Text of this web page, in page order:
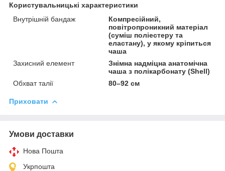
Користувальницькі характеристики
Внутрішній бандаж
Компресійний,
повітропроникний матеріал
(суміш поліестеру та
еластану), у якому кріпиться
чаша
Захисний елемент
Знімна надміцна анатомічна
чаша з полікарбонату (Shell)
Обхват талії
80–92 см
Приховати
Умови доставки
Нова Пошта
Укрпошта